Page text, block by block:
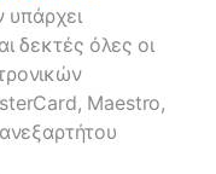
υπάρχει
δεκτές όλες οι
Maestro,